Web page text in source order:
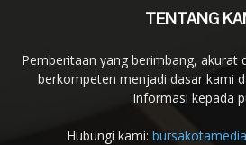
TENTANG
Pemberitaan yang berimbang, akurat
berkompeten menjadi dasar kami
informasi kepada
Hubungi kami: